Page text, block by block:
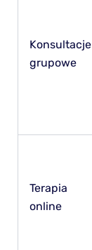
Konsultacje
grupowe
Terapia
online